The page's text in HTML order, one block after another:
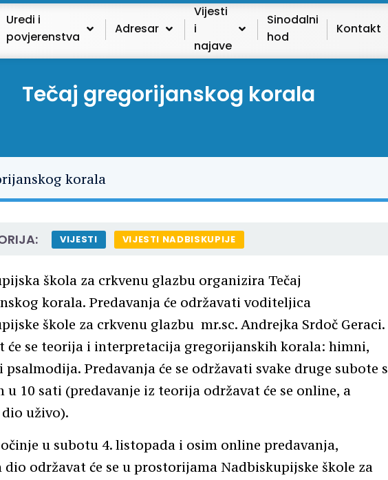
Uredi i
povjerenstva
Adresar
Vijesti
i
najave
Sinodalni
hod
Kontakt
Tečaj gregorijanskog korala
VIJESTI VIJESTI NADBISKUPIJE
škola za crkvenu glazbu organizira Tečaj
korala. Predavanja će održavati voditeljica
škole za crkvenu glazbu mr.sc. Andrejka Srdoč Geraci.
će se teorija i interpretacija gregorijanskih korala: himni,
Predavanja će se održavati svake druge subote s
u 10 sati (predavanje iz teorija održavat će se online, a
uživo).
u subotu 4. listopada i osim online predavanja,
održavat će se u prostorijama Nadbiskupijske škole za